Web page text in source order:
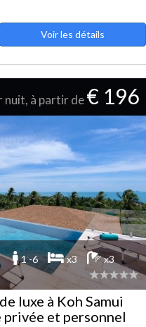
Voir les détails
nuit, à partir de€ 196
1 -6 x3 x3
luxe à Koh Samui
privée et personnel